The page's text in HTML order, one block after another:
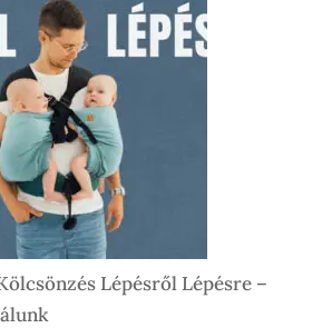
Lépésről Lépésre –